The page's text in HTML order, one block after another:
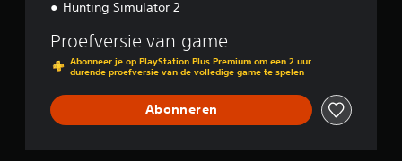
Hunting Simulator 2
Proefversie van game
Abonneer je op PlayStation Plus Premium om een 2 uur
durende proefversie van de volledige game te spelen
Abonneren